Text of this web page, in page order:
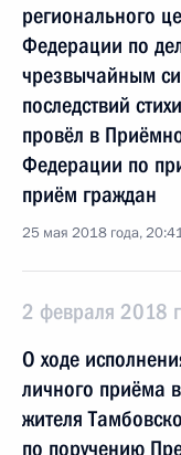
регионального
Федерации по
чрезвычайным
последствий
провёл в
Федерации по
приём граждан
25 мая 2018 года,
2 февраля 2018
О ходе
личного приёма
жителя
по поручению